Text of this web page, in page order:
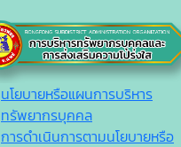
นโยบายหรือแผนการบริหาร
ทรัพยากรบุคคล
การดำเนินการตามนโยบายหรือ